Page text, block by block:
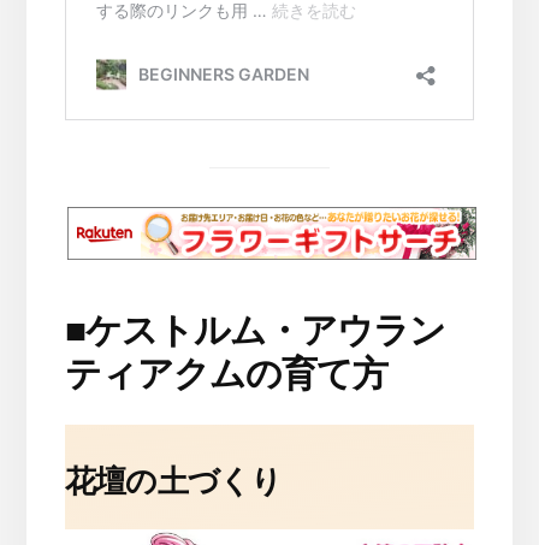
■ケストルム・アウラン
ティアクムの育て方
花壇の土づくり